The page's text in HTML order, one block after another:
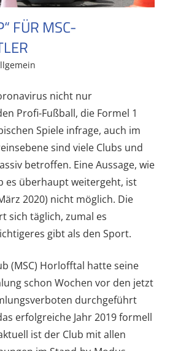
FÜR MSC-
nicht nur
Profi-Fußball, die Formel 1
Spiele infrage, auch im
sind viele Clubs und
betroffen. Eine Aussage, wie
es überhaupt weitergeht, ist
2020) nicht möglich. Die
sich täglich, zumal es
gibt als den Sport.
(MSC) Horlofftal hatte seine
schon Wochen vor den jetzt
durchgeführt
erfolgreiche Jahr 2019 formell
ist der Club mit allen